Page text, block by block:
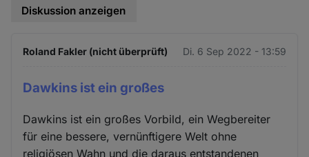
Diskussion anzeigen
Roland Fakler (nicht überprüft) Di. 6 Sep 2022 - 13:59
Dawkins ist ein großes
Dawkins ist ein großes Vorbild, ein Wegbereiter
für eine bessere, vernünftigere Welt ohne
religiösen Wahn und die daraus entstandenen